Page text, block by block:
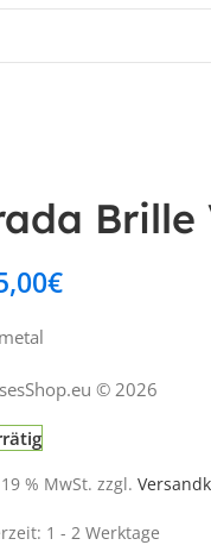
Brille
€
© 2026
% MwSt. zzgl.
1 - 2 Werktage